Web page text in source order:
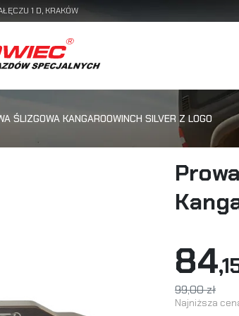
1 D, KRAKÓW
ŚLIZGOWA KANGAROOWINCH SILVER Z LOGO
84
99,00 zł
Najniższa